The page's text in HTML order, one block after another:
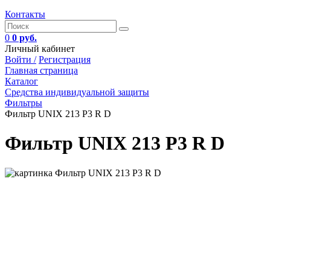
Контакты
0 0 руб.
Личный кабинет
Войти / Регистрация
Главная страница
Каталог
Средства индивидуальной защиты
Фильтры
Фильтр UNIX 213 P3 R D
Фильтр UNIX 213 P3 R D